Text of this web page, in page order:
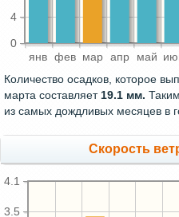
янв фев мар апр май
0
4
Количество осадков, которое
марта составляет19.1 мм.
из самых дождливых месяцев в
Скорость
3.5
4.1